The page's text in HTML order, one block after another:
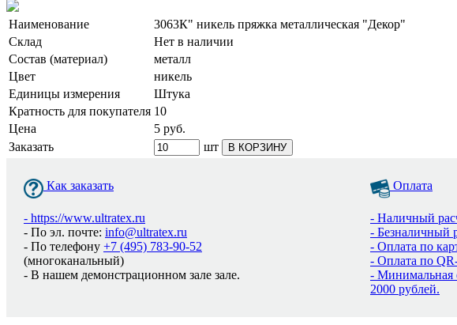
Наименование
3063К" никель пряжка металлическая "Декор"
Склад
Нет в наличии
Состав (материал)
металл
Цвет
никель
Единицы измерения
Штука
Кратность для покупателя 10
Цена
5 руб.
Заказать
шт В КОРЗИНУ
Как заказать
- https://www.ultratex.ru
- По эл. почте: info@ultratex.ru
- По телефону +7 (495) 783-90-52
(многоканальный)
- В нашем демонстрационном зале зале.
Оплата
- Наличный
- Безналичный
- Оплата по
- Оплата по
- Минимальная
2000 рублей.